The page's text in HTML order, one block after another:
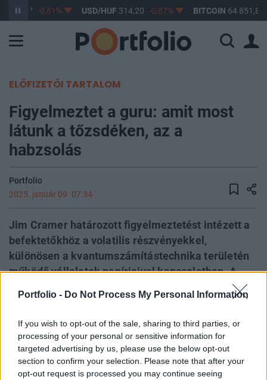
Portfolio - Do Not Process My Personal Information
If you wish to opt-out of the sale, sharing to third parties, or
processing of your personal or sensitive information for
targeted advertising by us, please use the below opt-out
section to confirm your selection. Please note that after your
opt-out request is processed you may continue seeing
363,17 -0,61% USD/HUF 314,20 -0,87% BITCOIN 64 851,82
ELŐFIZETŐI TARTALOM
Figyelmeztet a guru: amit most
látunk a tőzsdéken, az a
habzsolás
Portfolio
2025. január 09. 07:34
Jim Cramer határozott figyelmeztetést intézett a
befektetőkhöz a volatilis részvényekkel,
különösen a kvantumszámítástechnika területén
működő vállalatok papírjaival kapcsolatban. A
"habzsolás" veszélyeit, és óvatosságra intette a
befektetőket a túlzott kockázatvállalással
szemben - írta meg a Cnbc.
Lendületben a hazai vállalkozások 2026A magyar
gazdasági és finanszírozási környezet jelentős